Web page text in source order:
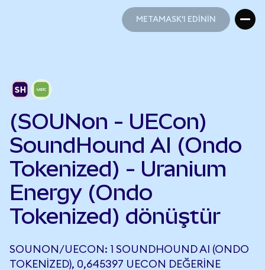
METAMASK'I EDİNİN
(SOUNon - UECon)
SoundHound AI (Ondo
Tokenized) - Uranium
Energy (Ondo
Tokenized) dönüştür
SOUNON/UECON: 1 SOUNDHOUND AI (ONDO
TOKENIZED), 0,645397 UECON DEĞERINE